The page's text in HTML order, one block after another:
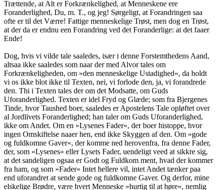
Trættende, at Alt er Forkrænkelighed, at Menneskene ere
Foranderlighed, Du, m. T., og jeg! Sørgeligt, at Forandringen saa
ofte er til det Værre! Fattige menneskelige Trøst, men dog en Trøst,
at der da er endnu een Forandring ved det Foranderlige: at det faaer
Ende!
Dog, hvis vi vilde tale saaledes, især i denne Forstemthedens Aand,
altsaa ikke saaledes som naar der med Alvor tales om
Forkrænkeligheden, om »den menneskelige Ustadighed«, da holdt
vi os ikke blot ikke til Texten, nei, vi forlode den, ja, vi forandrede
den. Thi i Texten tales der om det Modsatte, om Guds
Uforanderlighed. Texten er idel Fryd og Glæde; som fra Bjergenes
Tinde, hvor Taushed boer, saaledes er Apostelens Tale opløftet over
al Jordlivets Foranderlighed; han taler om Guds Uforanderlighed,
ikke om Andet. Om en »Lysenes Fader«, der boer histoppe, hvor
ingen Omskiftelse naaer hen, end ikke Skyggen af den. Om »gode
og fuldkomne Gaver«, der komme ned herovenfra, fra denne Fader,
der, som »Lysenes« eller Lysets Fader, uendeligt veed at sikkre sig,
at det sandeligen ogsaa er Godt og Fuldkom ment, hvad der kommer
fra ham, og som »Fader« Intet hellere vil, intet Andet tænker paa
end uforandret at sende gode og fuldkomne Gaver. Og derfor, mine
elskelige Brødre, være hvert Menneske »hurtig til at høre«, nemlig